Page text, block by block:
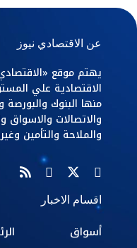
عن الاقتصادي نيوز
يهتم موقع
الاقتصادية علي
منها البنوك والبورصة
والاتصالات والاسواق
والملاحة والتأمين
اقسام الاخبار
أسواق